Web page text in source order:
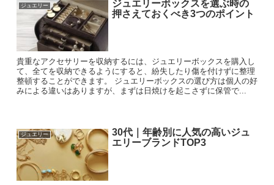
ジュエリー
ジュエリーボックスを選ぶ時の
押さえておくべき3つのポイント
貴重なアクセサリーを収納するには、ジュエリーボックスを購入し
て、全てを収納できるようにすると、紛失したり傷を付けずに整理
整頓することができます。 ジュエリーボックスの選び方は個人の好
みによる違いはありますが、まずは日焼けを起こさずに保管で...
ジュエリー
30代｜年齢別に人気の高いジュ
エリーブランドTOP3